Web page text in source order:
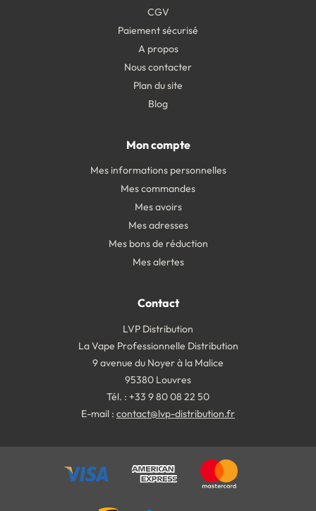
CGV
Paiement sécurisé
A propos
Nous contacter
Plan du site
Blog
Mon compte
Mes informations personnelles
Mes commandes
Mes avoirs
Mes adresses
Mes bons de réduction
Mes alertes
Contact
LVP Distribution
La Vape Professionnelle Distribution
9 avenue du Noyer à la Malice
95380 Louvres
Tél. : +33 9 80 08 22 50
E-mail : contact@lvp-distribution.fr